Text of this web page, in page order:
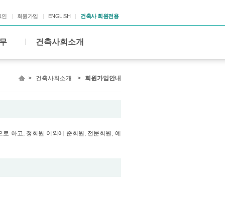
인 회원가입 ENGLISH 건축사 회원전용
건축사회소개
> 건축사회소개 > 회원가입안내
하고, 정회원 이외에 준회원, 전문회원, 예